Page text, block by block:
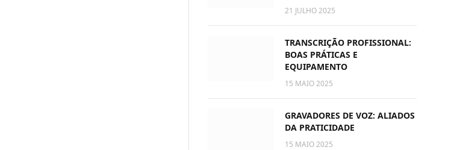
21 JULHO 2025
TRANSCRIÇÃO PROFISSIONAL:
BOAS PRÁTICAS E
EQUIPAMENTO
15 MAIO 2025
GRAVADORES DE VOZ: ALIADOS
DA PRATICIDADE
15 MAIO 2025